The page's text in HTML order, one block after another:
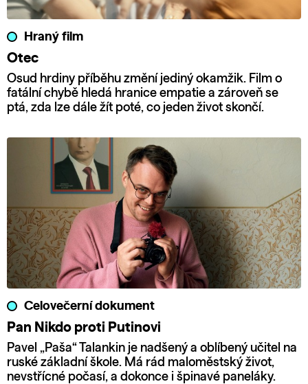
Hraný film
Otec
Osud hrdiny příběhu změní jediný okamžik. Film o
fatální chybě hledá hranice empatie a zároveň se
ptá, zda lze dále žít poté, co jeden život skončí.
Celovečerní dokument
Pan Nikdo proti Putinovi
Pavel „Paša“ Talankin je nadšený a oblíbený učitel na
ruské základní škole. Má rád maloměstský život,
nevstřícné počasí, a dokonce i špinavé paneláky.